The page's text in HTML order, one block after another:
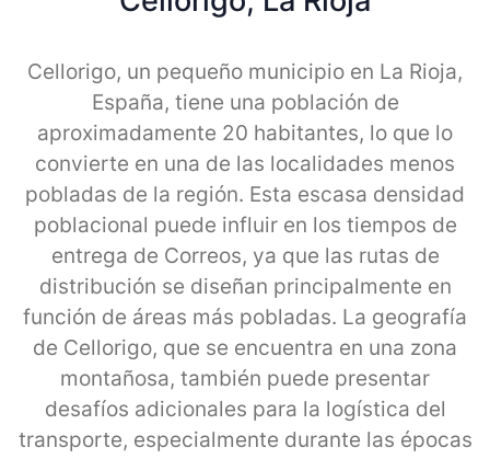
Cellorigo, un pequeño municipio en La Rioja,
España, tiene una población de
aproximadamente 20 habitantes, lo que lo
convierte en una de las localidades menos
pobladas de la región. Esta escasa densidad
poblacional puede influir en los tiempos de
entrega de Correos, ya que las rutas de
distribución se diseñan principalmente en
función de áreas más pobladas. La geografía
de Cellorigo, que se encuentra en una zona
montañosa, también puede presentar
desafíos adicionales para la logística del
transporte, especialmente durante las épocas